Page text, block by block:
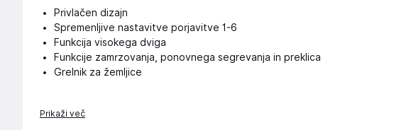
Privlačen dizajn
Spremenljive nastavitve porjavitve 1-6
Funkcija visokega dviga
Funkcije zamrzovanja, ponovnega segrevanja in preklica
Grelnik za žemljice
Prikaži več